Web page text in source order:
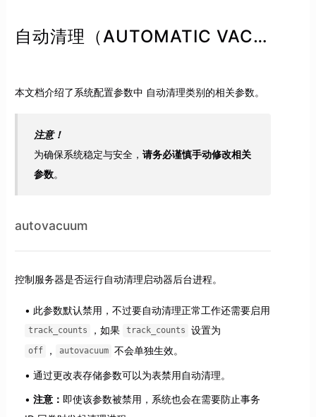
自动清理（AUTOMATIC VACUUMING）类别参数
本文档介绍了系统配置参数中 自动清理类别的相关参数。
注意！
为确保系统稳定与安全，请务必谨慎手动修改相关
参数。
autovacuum
控制服务器是否运行自动清理启动器后台进程。
此参数默认禁用，不过要自动清理正常工作还需要启用
track_counts ，如果 track_counts 设置为
off ， autovacuum 不会单独生效。
通过更改表存储参数可以为表禁用自动清理。
注意： 即使该参数被禁用，系统也会在需要防止事务